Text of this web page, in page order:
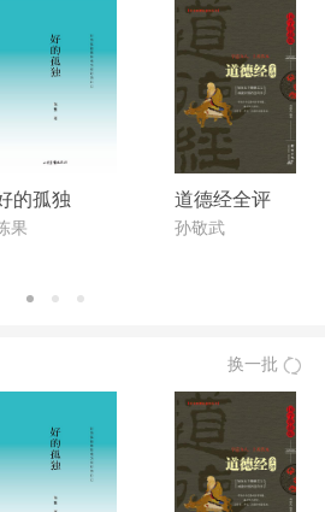
的孤独
果
道德经全评
孙敬武
换一批